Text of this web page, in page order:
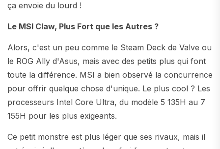
ça envoie du lourd !
Le MSI Claw, Plus Fort que les Autres ?
Alors, c'est un peu comme le Steam Deck de Valve ou
le ROG Ally d'Asus, mais avec des petits plus qui font
toute la différence. MSI a bien observé la concurrence
pour offrir quelque chose d'unique. Le plus cool ? Les
processeurs Intel Core Ultra, du modèle 5 135H au 7
155H pour les plus exigeants.
Ce petit monstre est plus léger que ses rivaux, mais il